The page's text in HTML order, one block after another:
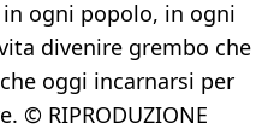
ogni popolo, in ogni
divenire grembo che
oggi incarnarsi per
© RIPRODUZIONE